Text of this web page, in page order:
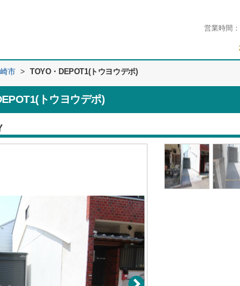
営業時間：
市 > TOYO・DEPOT1(トウヨウデポ)
トウヨウデポ)